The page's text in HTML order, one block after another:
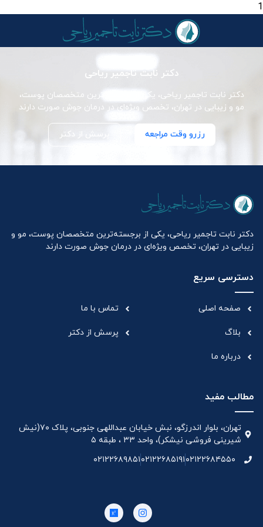
1
دکتر نابت تاجمیر ریاحی
دکتر نابت تاجمیر ریاحی، یکی از برجسته‌ترین متخصصان پوست،
مو و زیبایی در تهران، تخصص ویژه‌ای در درمان جوش صورت دارند
رزرو وقت مراجعه پرسش از دکتر
دکتر نابت تاجمیر ریاحی، یکی از برجسته‌ترین متخصصان پوست، مو و
زیبایی در تهران، تخصص ویژه‌ای در درمان جوش صورت دارند
دسترسی سریع
صفحه اصلی
بلاگ
درباره ما
تماس با ما
پرسش از دکتر
مطالب مفید
تهران، بلوار اندرزگو، نبش خیابان عبداللهی جنوبی، پلاک ۷۰(نیش
شیرینی فروشی نیشکر)، واحد ۳۳ ، طبقه ۵
۰۲۱۲۲۶۸۴۵۵۰۰۲۱۲۲۶۸۵۱۹۱۰۲۱۲۲۶۸۹۸۵۱